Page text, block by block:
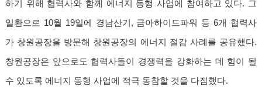
하기 위해 협력사와 함께 에너지 동행 사업에 참여하고 있다. 그
일환으로 10월 19일에 경남산기, 금아하이드파워 등 6개 협력사
가 창원공장을 방문해 창원공장의 에너지 절감 사례를 공유했다.
창원공장은 앞으로도 협력사들이 경쟁력을 강화하는 데 힘이 될
수 있도록 에너지 동행 사업에 적극 동참할 것을 다짐했다.